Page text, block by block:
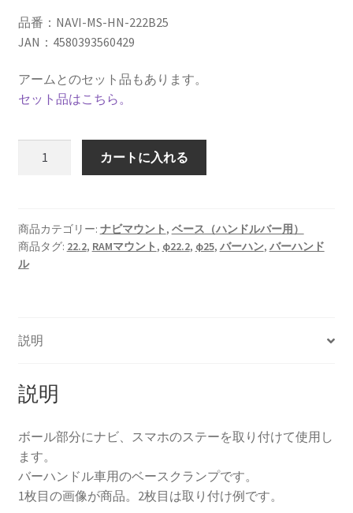
品番：NAVI-MS-HN-222B25
JAN：4580393560429
アームとのセット品もあります。
セット品はこちら。
ル
バ
ー
ビ
マ
ホ
ウ
ン
ト
ス
カートに入れる
商品カテゴリー: ナビマウント , ベース（ハンドルバー用）
商品タグ: 22.2, RAMマウント , φ22.2, φ25, バーハン, バーハンド
ル
説明
説明
ボール部分にナビ、スマホのステーを取り付けて使用し
ます。
バーハンドル車用のベースクランプです。
1枚目の画像が商品。2枚目は取り付け例です。